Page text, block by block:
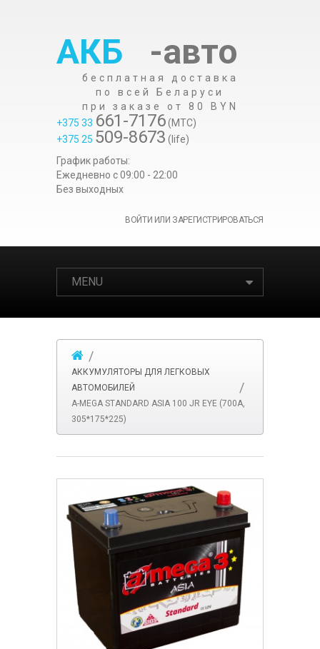
АКБ -авто
бесплатная доставка
по всей Беларуси
при заказе от 80 BYN
+375 33 661-7176(МТС)
+375 25 509-8673 (life)
График работы:
Ежедневно c 09:00 - 22:00
Без выходных
ВОЙТИ ИЛИ ЗАРЕГИСТРИРОВАТЬСЯ
MENU
АККУМУЛЯТОРЫ ДЛЯ ЛЕГКОВЫХ
АВТОМОБИЛЕЙ
A-MEGA STANDARD ASIA 100 JR EYE (700A,
305*175*225)